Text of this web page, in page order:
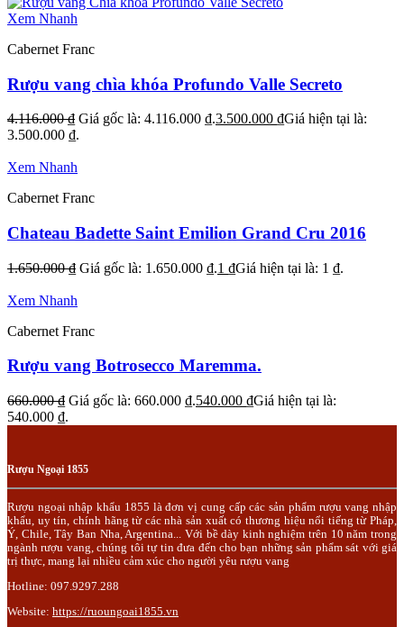
Xem Nhanh
Cabernet Franc
Rượu vang chìa khóa Profundo Valle Secreto
4.116.000₫ Giá gốc là: 4.116.000 ₫.3.500.000 ₫Giá hiện tại là:
3.500.000 ₫.
Xem Nhanh
Cabernet Franc
Chateau Badette Saint Emilion Grand Cru 2016
1.650.000₫ Giá gốc là: 1.650.000 ₫.1 ₫Giá hiện tại là: 1 ₫.
Xem Nhanh
Cabernet Franc
Rượu vang Botrosecco Maremma.
660.000₫ Giá gốc là: 660.000 ₫.540.000 ₫Giá hiện tại là:
540.000 ₫.
Rượu Ngoại 1855
Rượu ngoại nhập khẩu 1855 là đơn vị cung cấp các sản phẩm rượu vang nhập
khẩu, uy tín, chính hãng từ các nhà sản xuất có thương hiệu nổi tiếng từ Pháp,
Ý, Chile, Tây Ban Nha, Argentina... Với bề dày kinh nghiệm trên 10 năm trong
ngành rượu vang, chúng tôi tự tin đưa đến cho bạn những sản phẩm sát với giá
trị thực, mang lại nhiều cảm xúc cho người yêu rượu vang
Hotline: 097.9297.288
Website: https://ruoungoai1855.vn